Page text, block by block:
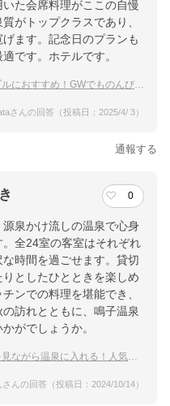
た会席料理がここの自慢
がトップクラスであり、
ます。記念日のプランも
です。ホテルです。
め！GWでものんびり過ごせる穴場な宿は？
さんの回答（投稿日：2025/4/ 3）
通報する
0
泉かけ流しの温泉で心身
全24室の客室はそれぞれ
時間を過ごせます。貸切
としたひとときを楽しめ
ンでの料理を堪能でき、
訪れとともに、鳴子温泉
がでしょうか。
ら温泉に入れる！人気の温泉宿
んの回答（投稿日：2024/10/14）